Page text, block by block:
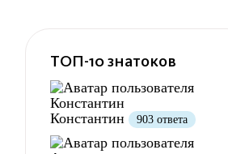
ТОП-10 знатоков
Константин 903 ответа